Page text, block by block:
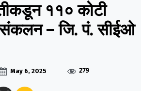
११० कोटी
– जि. पं. सीईओ
May 6, 2025 279